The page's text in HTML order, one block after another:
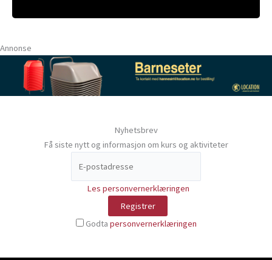
Annonse
Nyhetsbrev
Få siste nytt og informasjon om kurs og aktiviteter
Les personvernerklæringen
Godta personvernerklæringen